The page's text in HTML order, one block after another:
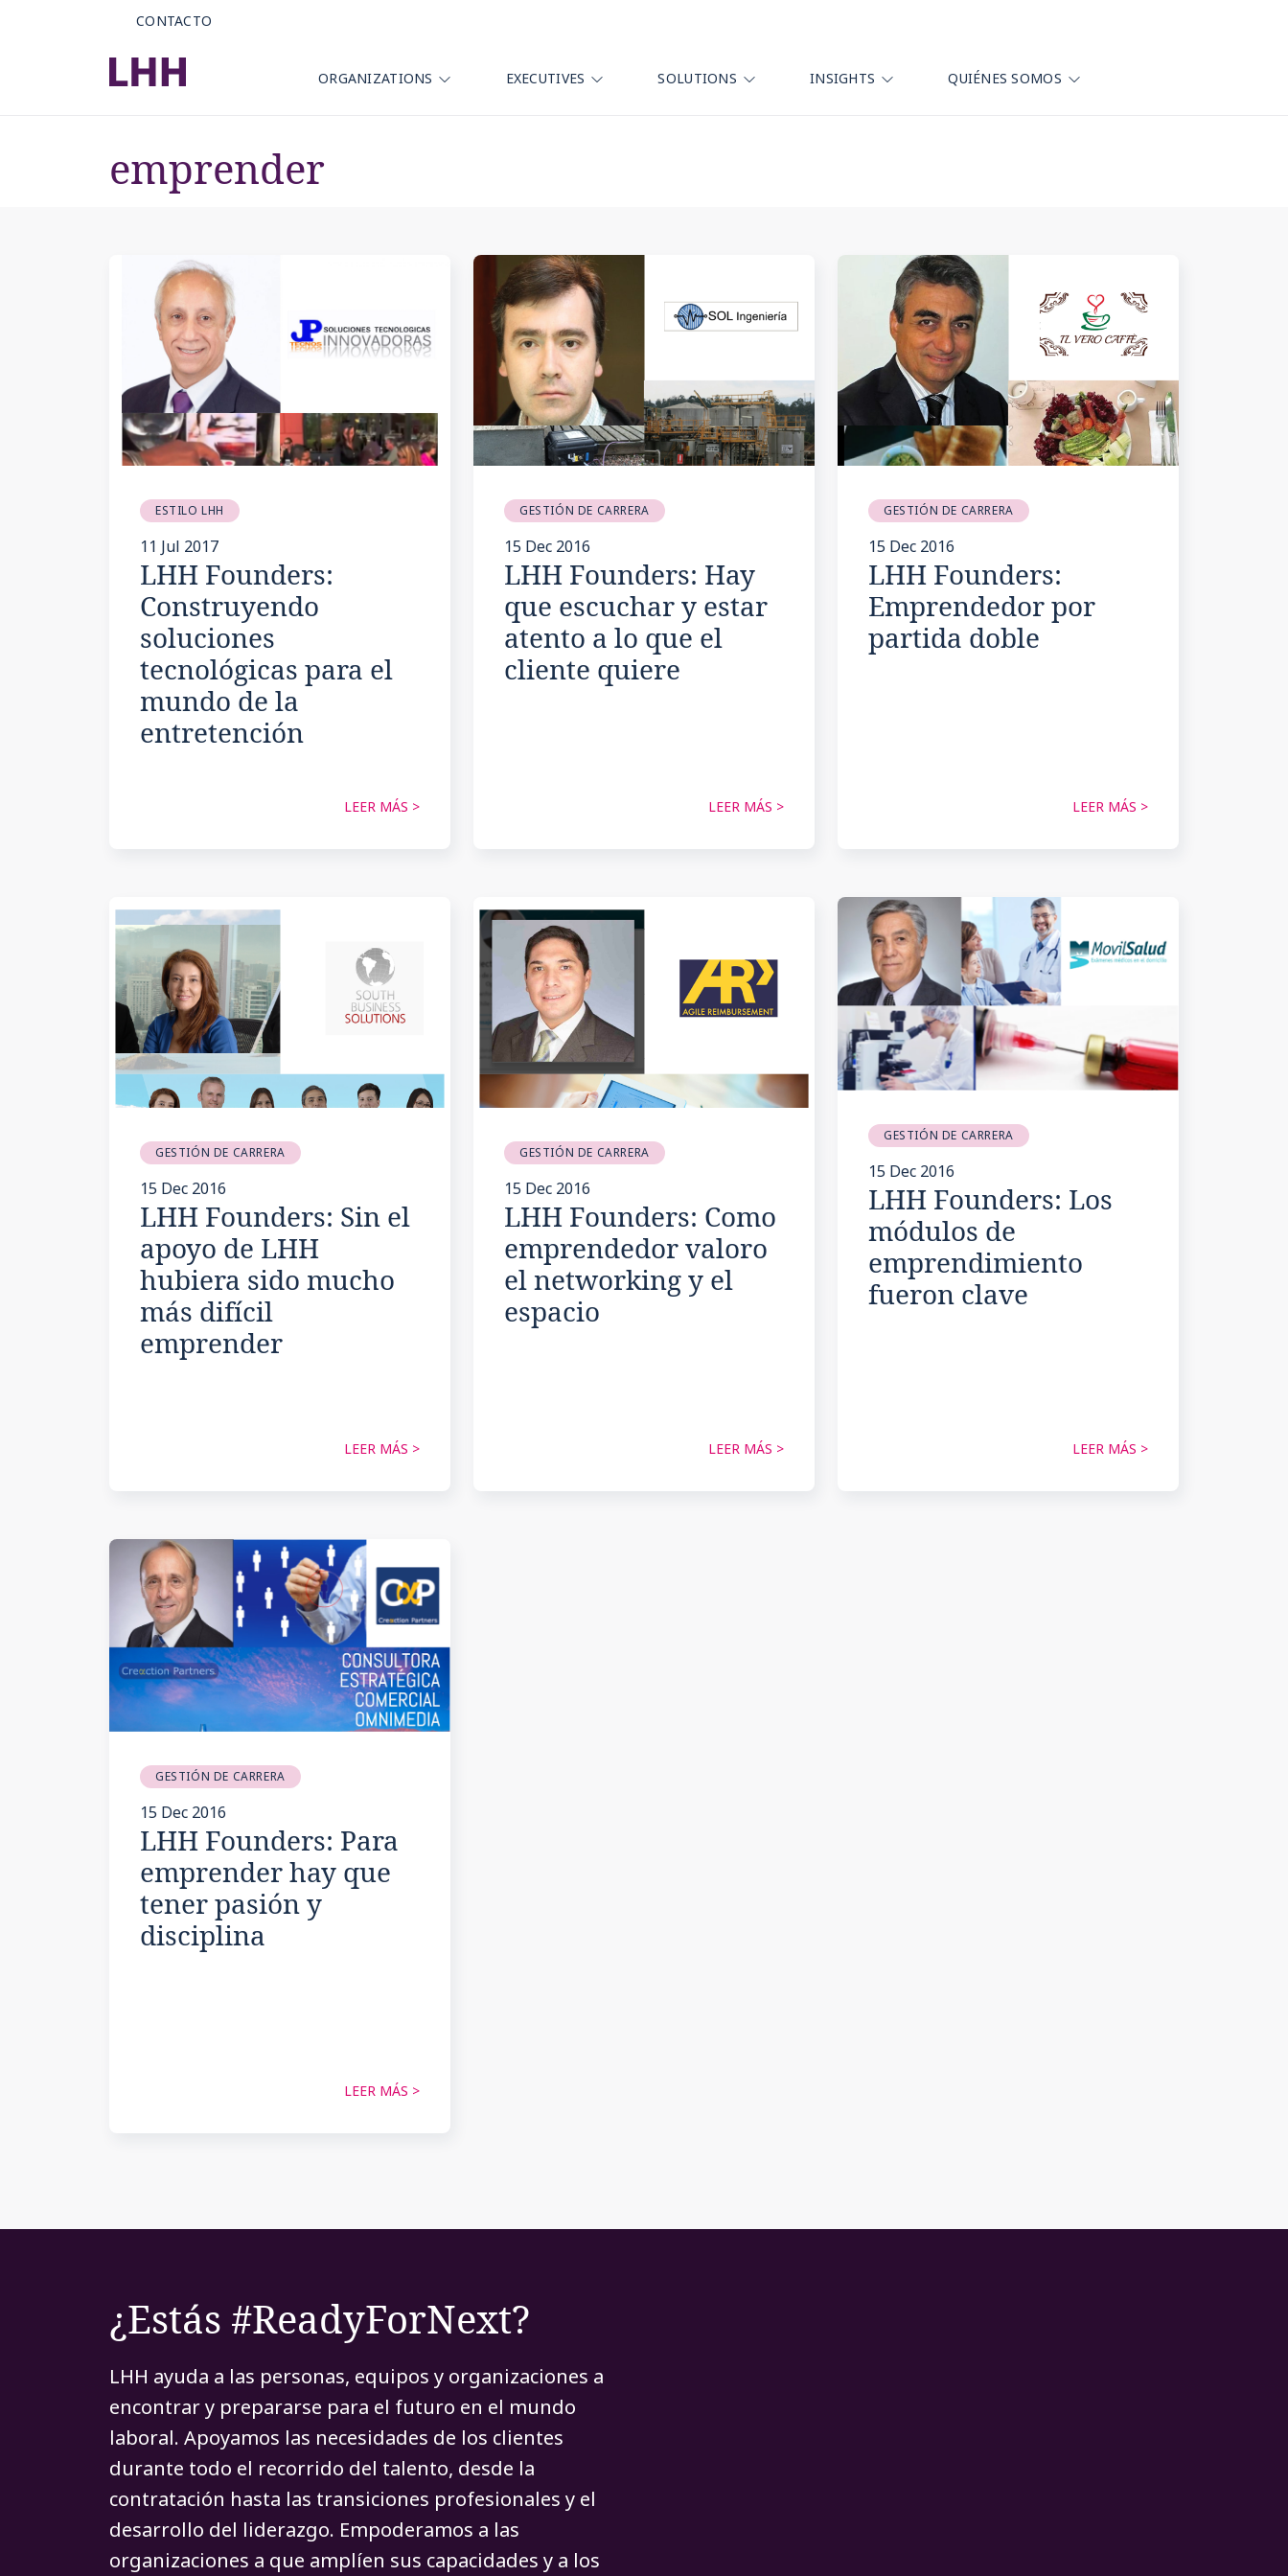
CONTACTO
ORGANIZATIONS EXECUTIVES SOLUTIONS INSIGHTS QUIÉNES SOMOS
emprender
ESTILO LHH
11 Jul 2017
LHH Founders:
Construyendo
soluciones
tecnológicas para el
mundo de la
entretención
LEER MÁS >
GESTIÓN DE CARRERA
15 Dec 2016
LHH Founders: Hay
que escuchar y estar
atento a lo que el
cliente quiere
LEER MÁS >
GESTIÓN DE CARRERA
15 Dec 2016
LHH Founders:
Emprendedor por
partida doble
LEER MÁS >
GESTIÓN DE CARRERA
15 Dec 2016
LHH Founders: Sin el
apoyo de LHH
hubiera sido mucho
más difícil
emprender
LEER MÁS >
GESTIÓN DE CARRERA
15 Dec 2016
LHH Founders: Como
emprendedor valoro
el networking y el
espacio
LEER MÁS >
GESTIÓN DE CARRERA
15 Dec 2016
LHH Founders: Los
módulos de
emprendimiento
fueron clave
LEER MÁS >
GESTIÓN DE CARRERA
15 Dec 2016
LHH Founders: Para
emprender hay que
tener pasión y
disciplina
LEER MÁS >
¿Estás #ReadyForNext?
LHH ayuda a las personas, equipos y organizaciones a
encontrar y prepararse para el futuro en el mundo
laboral. Apoyamos las necesidades de los clientes
durante todo el recorrido del talento, desde la
contratación hasta las transiciones profesionales y el
desarrollo del liderazgo. Empoderamos a las
organizaciones a que amplíen sus capacidades y a los